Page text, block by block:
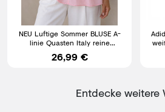
NEU Luftige Sommer BLUSE A-
linie Quasten Italy reine
BAUMWOLLE rosa 40 42 44
26,99 €
Adidas Damen T-
Entdecke weitere